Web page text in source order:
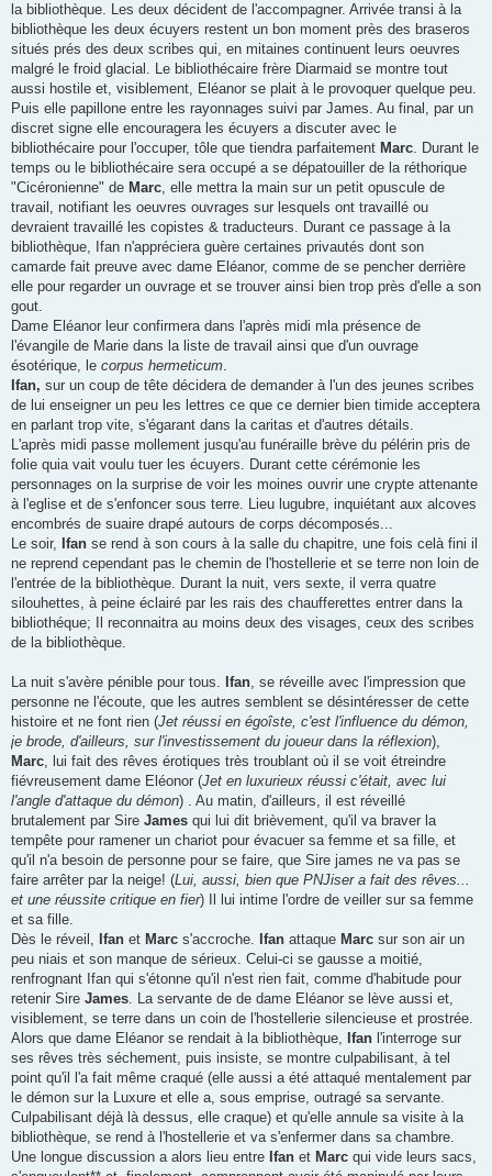
la bibliothèque. Les deux décident de l'accompagner. Arrivée transi à la
bibliothèque les deux écuyers restent un bon moment près des braseros
situés prés des deux scribes qui, en mitaines continuent leurs oeuvres
malgré le froid glacial. Le bibliothécaire frère Diarmaid se montre tout
aussi hostile et, visiblement, Eléanor se plait à le provoquer quelque peu.
Puis elle papillone entre les rayonnages suivi par James. Au final, par un
discret signe elle encouragera les écuyers a discuter avec le
bibliothécaire pour l'occuper, tôle que tiendra parfaitement Marc. Durant le
temps ou le bibliothécaire sera occupé a se dépatouiller de la réthorique
"Cicéronienne" de Marc, elle mettra la main sur un petit opuscule de
travail, notifiant les oeuvres ouvrages sur lesquels ont travaillé ou
devraient travaillé les copistes & traducteurs. Durant ce passage à la
bibliothèque, Ifan n'appréciera guère certaines privautés dont son
camarde fait preuve avec dame Eléanor, comme de se pencher derrière
elle pour regarder un ouvrage et se trouver ainsi bien trop près d'elle a son
gout.
Dame Eléanor leur confirmera dans l'après midi mla présence de
l'évangile de Marie dans la liste de travail ainsi que d'un ouvrage
ésotérique, le corpus hermeticum.
Ifan, sur un coup de tête décidera de demander à l'un des jeunes scribes
de lui enseigner un peu les lettres ce que ce dernier bien timide acceptera
en parlant trop vite, s'égarant dans la caritas et d'autres détails.
L'après midi passe mollement jusqu'au funéraille brève du pélérin pris de
folie quia vait voulu tuer les écuyers. Durant cette cérémonie les
personnages on la surprise de voir les moines ouvrir une crypte attenante
à l'eglise et de s'enfoncer sous terre. Lieu lugubre, inquiétant aux alcoves
encombrés de suaire drapé autours de corps décomposés...
Le soir, Ifan se rend à son cours à la salle du chapitre, une fois celà fini il
ne reprend cependant pas le chemin de l'hostellerie et se terre non loin de
l'entrée de la bibliothèque. Durant la nuit, vers sexte, il verra quatre
silouhettes, à peine éclairé par les rais des chaufferettes entrer dans la
bibliothéque; Il reconnaitra au moins deux des visages, ceux des scribes
de la bibliothèque.
La nuit s'avère pénible pour tous. Ifan, se réveille avec l'impression que
personne ne l'écoute, que les autres semblent se désintéresser de cette
histoire et ne font rien (Jet réussi en égoîste, c'est l'influence du démon,
je brode, d'ailleurs, sur l'investissement du joueur dans la réflexion),
Marc, lui fait des rêves érotiques très troublant où il se voit étreindre
fiévreusement dame Eléonor (Jet en luxurieux réussi c'était, avec lui
l'angle d'attaque du démon) . Au matin, d'ailleurs, il est réveillé
brutalement par Sire James qui lui dit brièvement, qu'il va braver la
tempête pour ramener un chariot pour évacuer sa femme et sa fille, et
qu'il n'a besoin de personne pour se faire, que Sire james ne va pas se
faire arrêter par la neige! (Lui, aussi, bien que PNJiser a fait des rêves...
et une réussite critique en fier) Il lui intime l'ordre de veiller sur sa femme
et sa fille.
Dès le réveil, Ifan et Marc s'accroche. Ifan attaque Marc sur son air un
peu niais et son manque de sérieux. Celui-ci se gausse a moitié,
renfrognant Ifan qui s'étonne qu'il n'est rien fait, comme d'habitude pour
retenir Sire James. La servante de de dame Eléanor se lève aussi et,
visiblement, se terre dans un coin de l'hostellerie silencieuse et prostrée.
Alors que dame Eléanor se rendait à la bibliothèque, Ifan l'interroge sur
ses rêves très séchement, puis insiste, se montre culpabilisant, à tel
point qu'il l'a fait même craqué (elle aussi a été attaqué mentalement par
le démon sur la Luxure et elle a, sous emprise, outragé sa servante.
Culpabilisant déjà là dessus, elle craque) et qu'elle annule sa visite à la
bibliothèque, se rend à l'hostellerie et va s'enfermer dans sa chambre.
Une longue discussion a alors lieu entre Ifan et Marc qui vide leurs sacs,